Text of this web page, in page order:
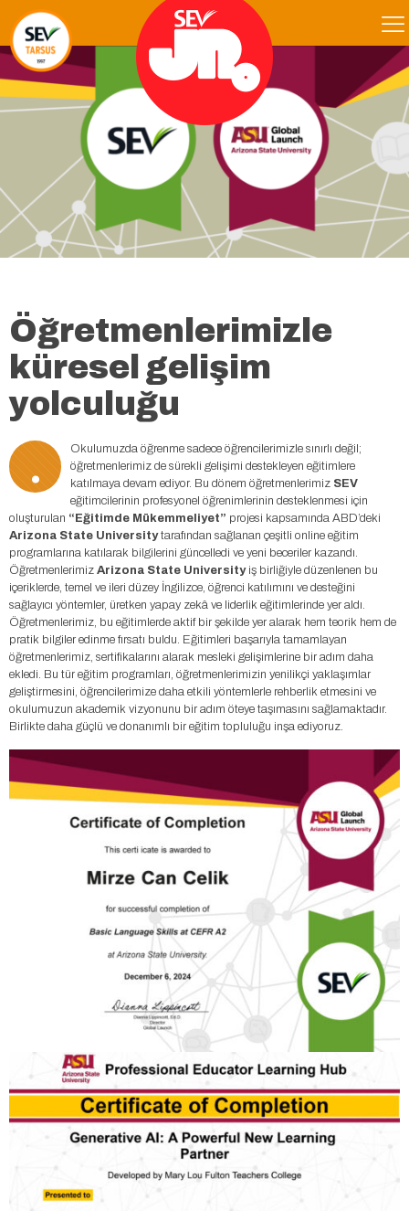
Öğretmenlerimizle
küresel gelişim
yolculuğu
.
Okulumuzda öğrenme sadece öğrencilerimizle sınırlı değil;
öğretmenlerimiz de sürekli gelişimi destekleyen eğitimlere
katılmaya devam ediyor. Bu dönem öğretmenlerimiz SEV
eğitimcilerinin profesyonel öğrenimlerinin desteklenmesi için
oluşturulan “Eğitimde Mükemmeliyet” projesi kapsamında ABD’deki
Arizona State Universitytarafından sağlanan çeşitli online eğitim
programlarına katılarak bilgilerini güncelledi ve yeni beceriler kazandı.
Öğretmenlerimiz Arizona State Universityiş birliğiyle düzenlenen bu
içeriklerde, temel ve ileri düzey İngilizce, öğrenci katılımını ve desteğini
sağlayıcı yöntemler, üretken yapay zekâ ve liderlik eğitimlerinde yer aldı.
Öğretmenlerimiz, bu eğitimlerde aktif bir şekilde yer alarak hem teorik hem de
pratik bilgiler edinme fırsatı buldu. Eğitimleri başarıyla tamamlayan
öğretmenlerimiz, sertifikalarını alarak mesleki gelişimlerine bir adım daha
ekledi. Bu tür eğitim programları, öğretmenlerimizin yenilikçi yaklaşımlar
geliştirmesini, öğrencilerimize daha etkili yöntemlerle rehberlik etmesini ve
okulumuzun akademik vizyonunu bir adım öteye taşımasını sağlamaktadır.
Birlikte daha güçlü ve donanımlı bir eğitim topluluğu inşa ediyoruz.